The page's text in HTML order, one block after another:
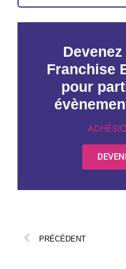
Franchise
pour
PRÉCÉDENT